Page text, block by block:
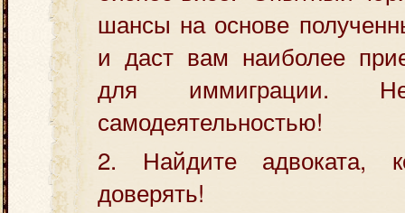
шансы на основе
и даст вам наиболее
для иммиграции. Не
самодеятельностью!
2. Найдите адвоката,
доверять!